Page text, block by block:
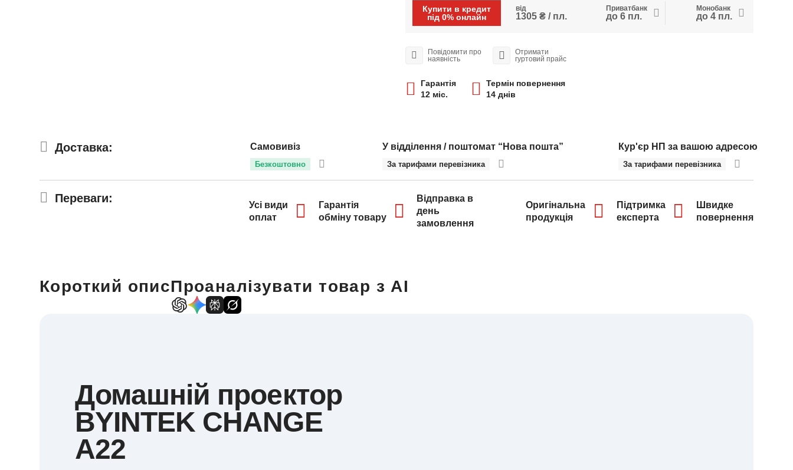
Купити в кредит
під 0% онлайн
від
1305 ₴ / пл.
Приватбанк
до 6 пл.
Монобанк
до 4 пл.
Повідомити про
наявність
Отримати
гуртовий прайс
Гарантія
12 міс.
Термін повернення
14 днів
Доставка: Самовивіз
Безкоштовно
У відділення / поштомат “Нова пошта”
За тарифами перевізника
Кур'єр НП за вашою адресою
За тарифами перевізника
Переваги:
Усі види
оплат
Гарантія
обміну товару
Відправка в
день
замовлення
Оригінальна
продукція
Підтримка
експерта
Швидке
повернення
Короткий описПроаналізувати товар з AI
Домашній проектор
BYINTEK CHANGE
A22